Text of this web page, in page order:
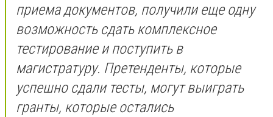
приема документов, получили еще одну
возможность сдать комплексное
тестирование и поступить в
магистратуру. Претенденты, которые
успешно сдали тесты, могут выиграть
гранты, которые остались